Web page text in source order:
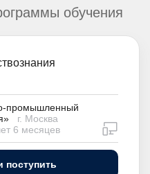
обучения
промышленный
г. Москва
6 месяцев
поступить